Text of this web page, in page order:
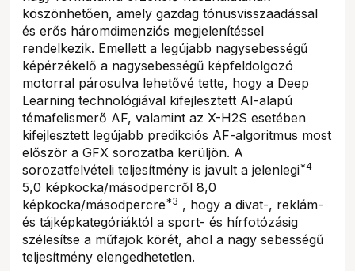
köszönhetően, amely gazdag tónusvisszaadással
és erős háromdimenziós megjelenítéssel
rendelkezik. Emellett a legújabb nagysebességű
képérzékelő a nagysebességű képfeldolgozó
motorral párosulva lehetővé tette, hogy a Deep
Learning technológiával kifejlesztett AI-alapú
témafelismerő AF, valamint az X-H2S esetében
kifejlesztett legújabb predikciós AF-algoritmus most
először a GFX sorozatba kerüljön. A
sorozatfelvételi teljesítmény is javult a jelenlegi*4
5,0 képkocka/másodpercről 8,0
képkocka/másodpercre*3 , hogy a divat-, reklám-
és tájképkategóriáktól a sport- és hírfotózásig
szélesítse a műfajok körét, ahol a nagy sebességű
teljesítmény elengedhetetlen.